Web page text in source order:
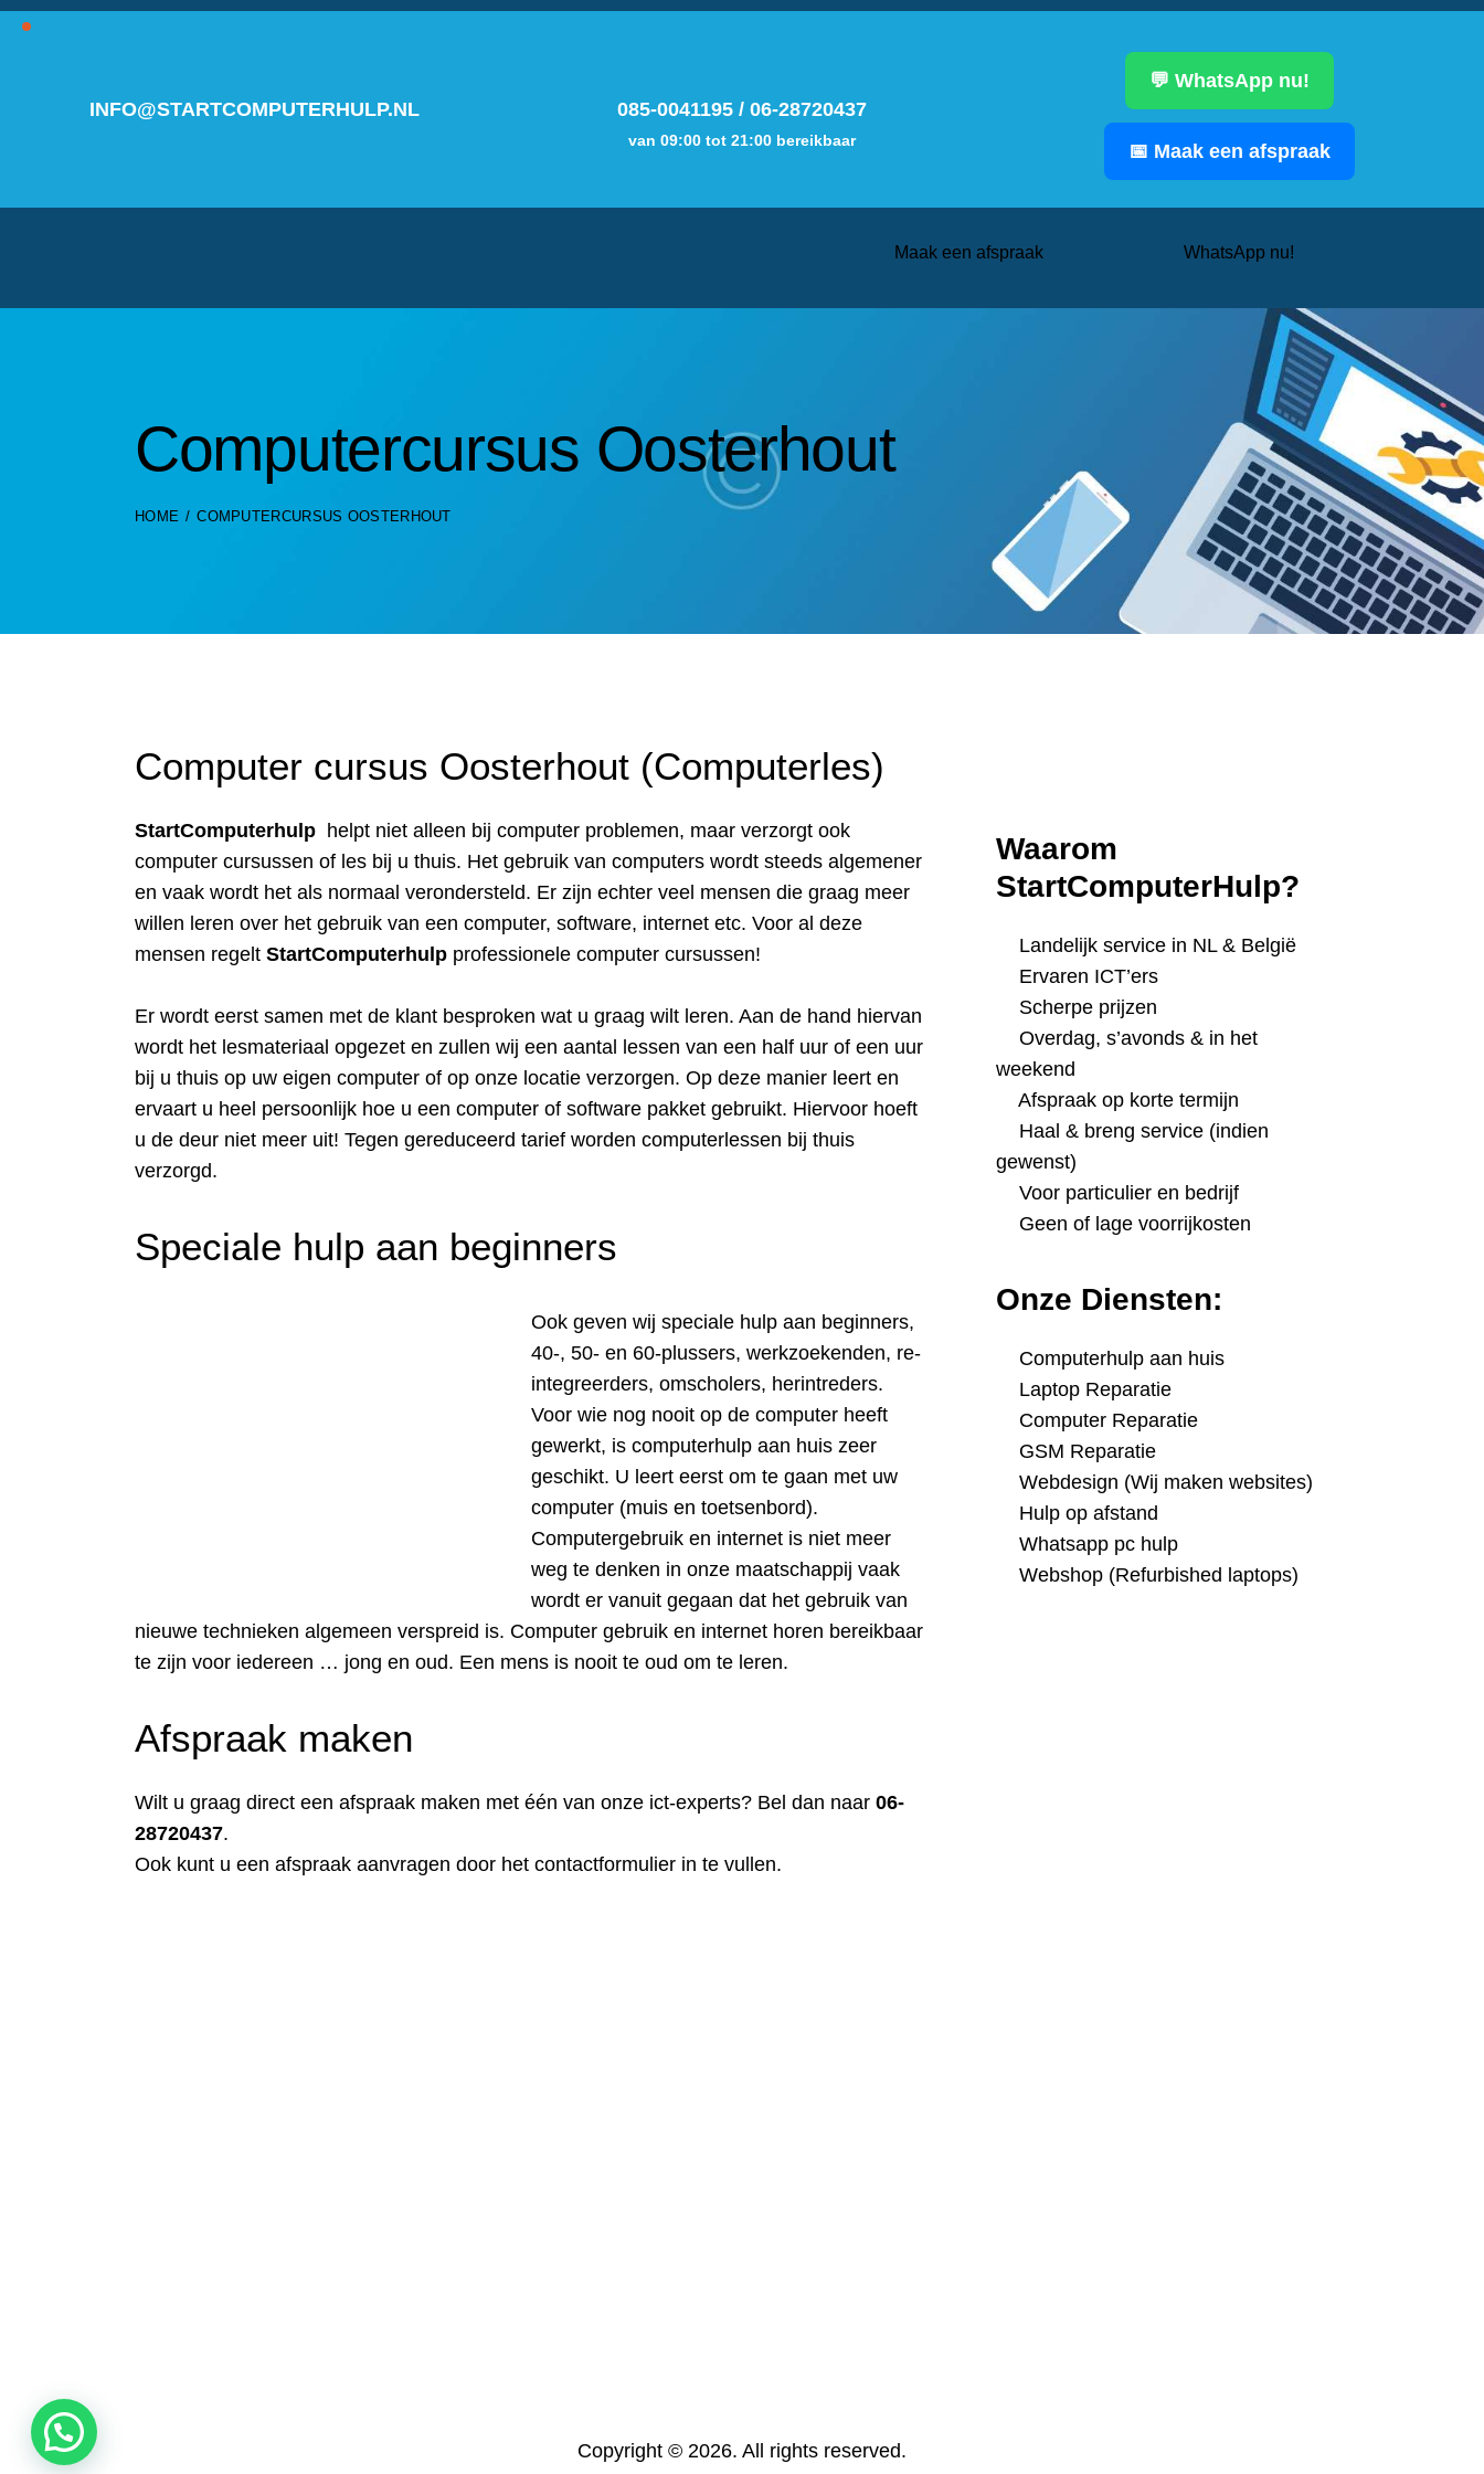
INFO@STARTCOMPUTERHULP.NL 085-0041195/ 06-28720437
van 09:00 tot 21:00 bereikbaar
💬 WhatsApp nu!
📅 Maak een afspraak
Maak een afspraak WhatsApp nu!
Computercursus Oosterhout
HOME COMPUTERCURSUS OOSTERHOUT
Computer cursus Oosterhout (Computerles)
StartComputerhulp helpt niet alleen bij computer problemen, maar verzorgt ook
computer cursussen of les bij u thuis. Het gebruik van computers wordt steeds algemener
en vaak wordt het als normaal verondersteld. Er zijn echter veel mensen die graag meer
willen leren over het gebruik van een computer, software, internet etc. Voor al deze
mensen regelt StartComputerhulp professionele computer cursussen!
Er wordt eerst samen met de klant besproken wat u graag wilt leren. Aan de hand hiervan
wordt het lesmateriaal opgezet en zullen wij een aantal lessen van een half uur of een uur
bij u thuis op uw eigen computer of op onze locatie verzorgen. Op deze manier leert en
ervaart u heel persoonlijk hoe u een computer of software pakket gebruikt. Hiervoor hoeft
u de deur niet meer uit! Tegen gereduceerd tarief worden computerlessen bij thuis
verzorgd.
Speciale hulp aan beginners
Ook geven wij speciale hulp aan beginners,
40-, 50- en 60-plussers, werkzoekenden, re-
integreerders, omscholers, herintreders.
Voor wie nog nooit op de computer heeft
gewerkt, is computerhulp aan huis zeer
geschikt. U leert eerst om te gaan met uw
computer (muis en toetsenbord).
Computergebruik en internet is niet meer
weg te denken in onze maatschappij vaak
wordt er vanuit gegaan dat het gebruik van
nieuwe technieken algemeen verspreid is. Computer gebruik en internet horen bereikbaar
te zijn voor iedereen … jong en oud. Een mens is nooit te oud om te leren.
Afspraak maken
Wilt u graag direct een afspraak maken met één van onze ict-experts? Bel dan naar 06-
28720437.
Ook kunt u een afspraak aanvragen door het contactformulier in te vullen.
Waarom
StartComputerHulp?
Landelijk service in NL & België
Ervaren ICT’ers
Scherpe prijzen
Overdag, s’avonds & in het
weekend
Afspraak op korte termijn
Haal & breng service (indien
gewenst)
Voor particulier en bedrijf
Geen of lage voorrijkosten
Onze Diensten:
Computerhulp aan huis
Laptop Reparatie
Computer Reparatie
GSM Reparatie
Webdesign (Wij maken websites)
Hulp op afstand
Whatsapp pc hulp
Webshop (Refurbished laptops)
Copyright © 2026. All rights reserved.